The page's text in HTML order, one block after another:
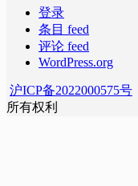
登录
条目 feed
评论 feed
WordPress.org
沪ICP备2022000575号
所有权利